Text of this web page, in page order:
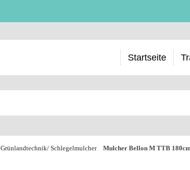
Startseite
Grünlandtechnik/ Schlegelmulcher
Mulcher Bellon M TTB